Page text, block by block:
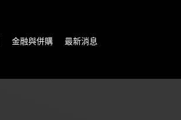
金融與併購 最新消息